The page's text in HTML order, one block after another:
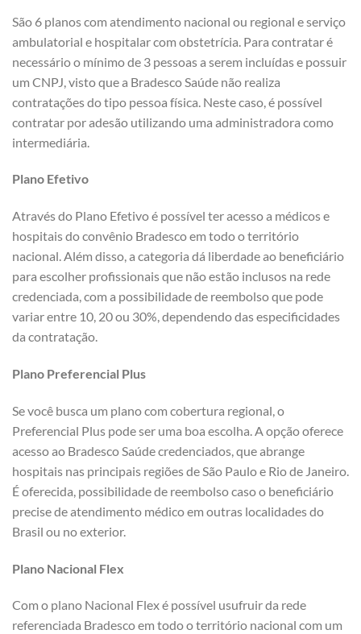
São 6 planos com atendimento nacional ou regional e serviço
ambulatorial e hospitalar com obstetrícia. Para contratar é
necessário o mínimo de 3 pessoas a serem incluídas e possuir
um CNPJ, visto que a Bradesco Saúde não realiza
contratações do tipo pessoa física. Neste caso, é possível
contratar por adesão utilizando uma administradora como
intermediária.
Plano Efetivo
Através do Plano Efetivo é possível ter acesso a médicos e
hospitais do convênio Bradesco em todo o território
nacional. Além disso, a categoria dá liberdade ao beneficiário
para escolher profissionais que não estão inclusos na rede
credenciada, com a possibilidade de reembolso que pode
variar entre 10, 20 ou 30%, dependendo das especificidades
da contratação.
Plano Preferencial Plus
Se você busca um plano com cobertura regional, o
Preferencial Plus pode ser uma boa escolha. A opção oferece
acesso ao Bradesco Saúde credenciados, que abrange
hospitais nas principais regiões de São Paulo e Rio de Janeiro.
É oferecida, possibilidade de reembolso caso o beneficiário
precise de atendimento médico em outras localidades do
Brasil ou no exterior.
Plano Nacional Flex
Com o plano Nacional Flex é possível usufruir da rede
referenciada Bradesco em todo o território nacional com um